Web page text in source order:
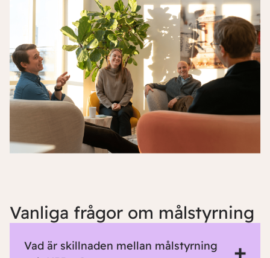
Vanliga frågor om målstyrning
Vad är skillnaden mellan målstyrning